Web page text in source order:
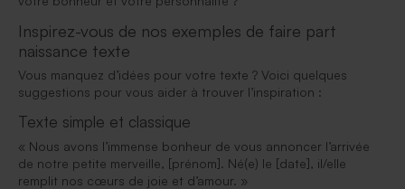
Inspirez-vous de nos exemples de faire part
naissance texte
Vous manquez d’idées pour votre texte ? Voici quelques
suggestions pour vous aider à trouver l’inspiration :
Texte simple et classique
« Nous avons l’immense bonheur de vous annoncer l’arrivée
de notre petite merveille, [prénom]. Né(e) le [date], il/elle
remplit nos cœurs de joie et d’amour. »